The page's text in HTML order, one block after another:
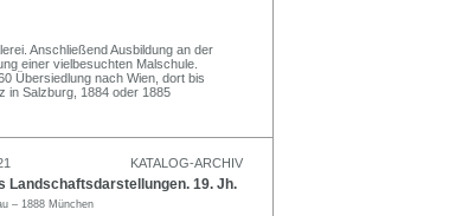
Anschließend Ausbildung an der
einer vielbesuchten Malschule.
Übersiedlung nach Wien, dort bis
in Salzburg, 1884 oder 1885
KATALOG-ARCHIV
19. Jh.
– 1888 München